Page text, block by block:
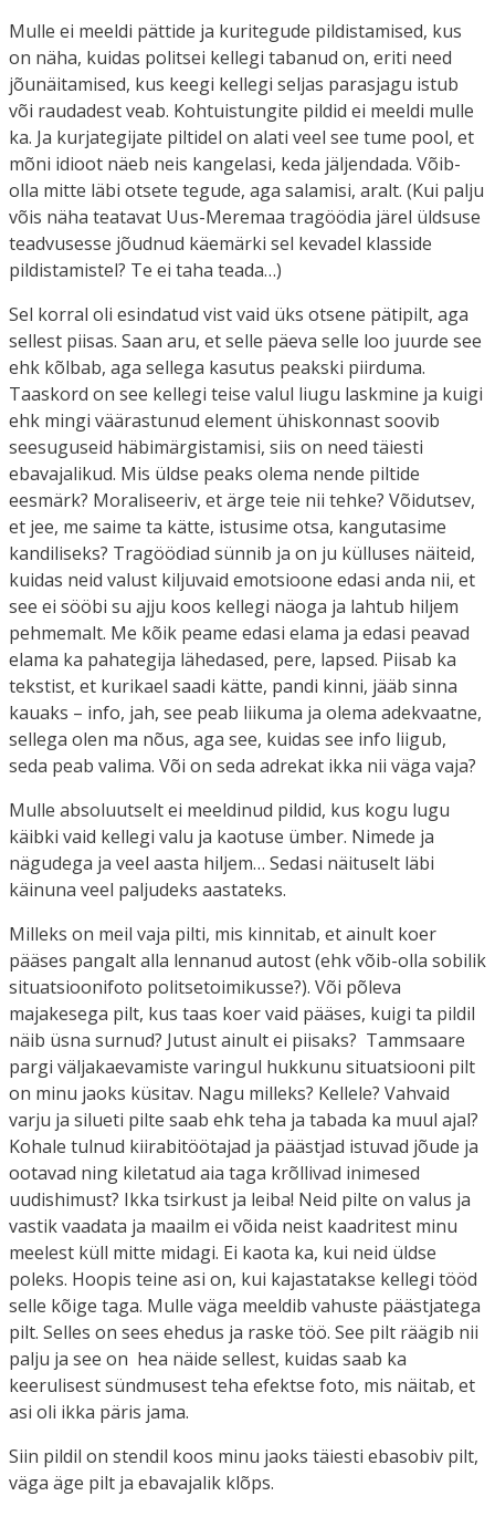
Mulle ei meeldi pättide ja kuritegude pildistamised, kus
on näha, kuidas politsei kellegi tabanud on, eriti need
jõunäitamised, kus keegi kellegi seljas parasjagu istub
või raudadest veab. Kohtuistungite pildid ei meeldi mulle
ka. Ja kurjategijate piltidel on alati veel see tume pool, et
mõni idioot näeb neis kangelasi, keda jäljendada. Võib-
olla mitte läbi otsete tegude, aga salamisi, aralt. (Kui palju
võis näha teatavat Uus-Meremaa tragöödia järel üldsuse
teadvusesse jõudnud käemärki sel kevadel klasside
pildistamistel? Te ei taha teada…)
Sel korral oli esindatud vist vaid üks otsene pätipilt, aga
sellest piisas. Saan aru, et selle päeva selle loo juurde see
ehk kõlbab, aga sellega kasutus peakski piirduma.
Taaskord on see kellegi teise valul liugu laskmine ja kuigi
ehk mingi väärastunud element ühiskonnast soovib
seesuguseid häbimärgistamisi, siis on need täiesti
ebavajalikud. Mis üldse peaks olema nende piltide
eesmärk? Moraliseeriv, et ärge teie nii tehke? Võidutsev,
et jee, me saime ta kätte, istusime otsa, kangutasime
kandiliseks? Tragöödiad sünnib ja on ju külluses näiteid,
kuidas neid valust kiljuvaid emotsioone edasi anda nii, et
see ei sööbi su ajju koos kellegi näoga ja lahtub hiljem
pehmemalt. Me kõik peame edasi elama ja edasi peavad
elama ka pahategija lähedased, pere, lapsed. Piisab ka
tekstist, et kurikael saadi kätte, pandi kinni, jääb sinna
kauaks – info, jah, see peab liikuma ja olema adekvaatne,
sellega olen ma nõus, aga see, kuidas see info liigub,
seda peab valima. Või on seda adrekat ikka nii väga vaja?
Mulle absoluutselt ei meeldinud pildid, kus kogu lugu
käibki vaid kellegi valu ja kaotuse ümber. Nimede ja
nägudega ja veel aasta hiljem… Sedasi näituselt läbi
käinuna veel paljudeks aastateks.
Milleks on meil vaja pilti, mis kinnitab, et ainult koer
pääses pangalt alla lennanud autost (ehk võib-olla sobilik
situatsioonifoto politsetoimikusse?). Või põleva
majakesega pilt, kus taas koer vaid pääses, kuigi ta pildil
näib üsna surnud? Jutust ainult ei piisaks? Tammsaare
pargi väljakaevamiste varingul hukkunu situatsiooni pilt
on minu jaoks küsitav. Nagu milleks? Kellele? Vahvaid
varju ja silueti pilte saab ehk teha ja tabada ka muul ajal?
Kohale tulnud kiirabitöötajad ja päästjad istuvad jõude ja
ootavad ning kiletatud aia taga krõllivad inimesed
uudishimust? Ikka tsirkust ja leiba! Neid pilte on valus ja
vastik vaadata ja maailm ei võida neist kaadritest minu
meelest küll mitte midagi. Ei kaota ka, kui neid üldse
poleks. Hoopis teine asi on, kui kajastatakse kellegi tööd
selle kõige taga. Mulle väga meeldib vahuste päästjatega
pilt. Selles on sees ehedus ja raske töö. See pilt räägib nii
palju ja see on hea näide sellest, kuidas saab ka
keerulisest sündmusest teha efektse foto, mis näitab, et
asi oli ikka päris jama.
Siin pildil on stendil koos minu jaoks täiesti ebasobiv pilt,
väga äge pilt ja ebavajalik klõps.